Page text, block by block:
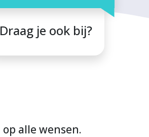
je ook bij?
alle wensen.